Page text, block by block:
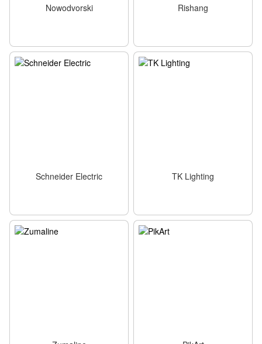
Nowodvorski Rishang
Schneider Electric TK Lighting